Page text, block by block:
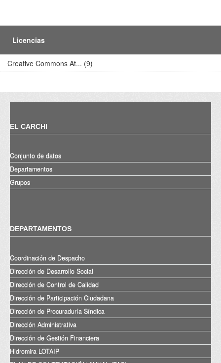
Licencias
Creative Commons At... (9)
EL CARCHI
Conjunto de datos
Departamentos
Grupos
DEPARTAMENTOS
Coordinación de Despacho
Dirección de Desarrollo Social
Dirección de Control de Calidad
Dirección de Participación Ciudadana
Dirección de Procuraduría Síndica
Dirección Administrativa
Dirección de Gestión Financiera
Hidromira LOTAIP